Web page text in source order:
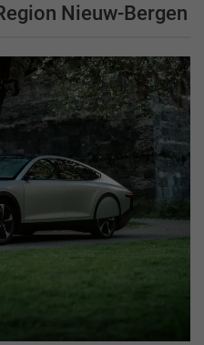
Nieuw-Bergen